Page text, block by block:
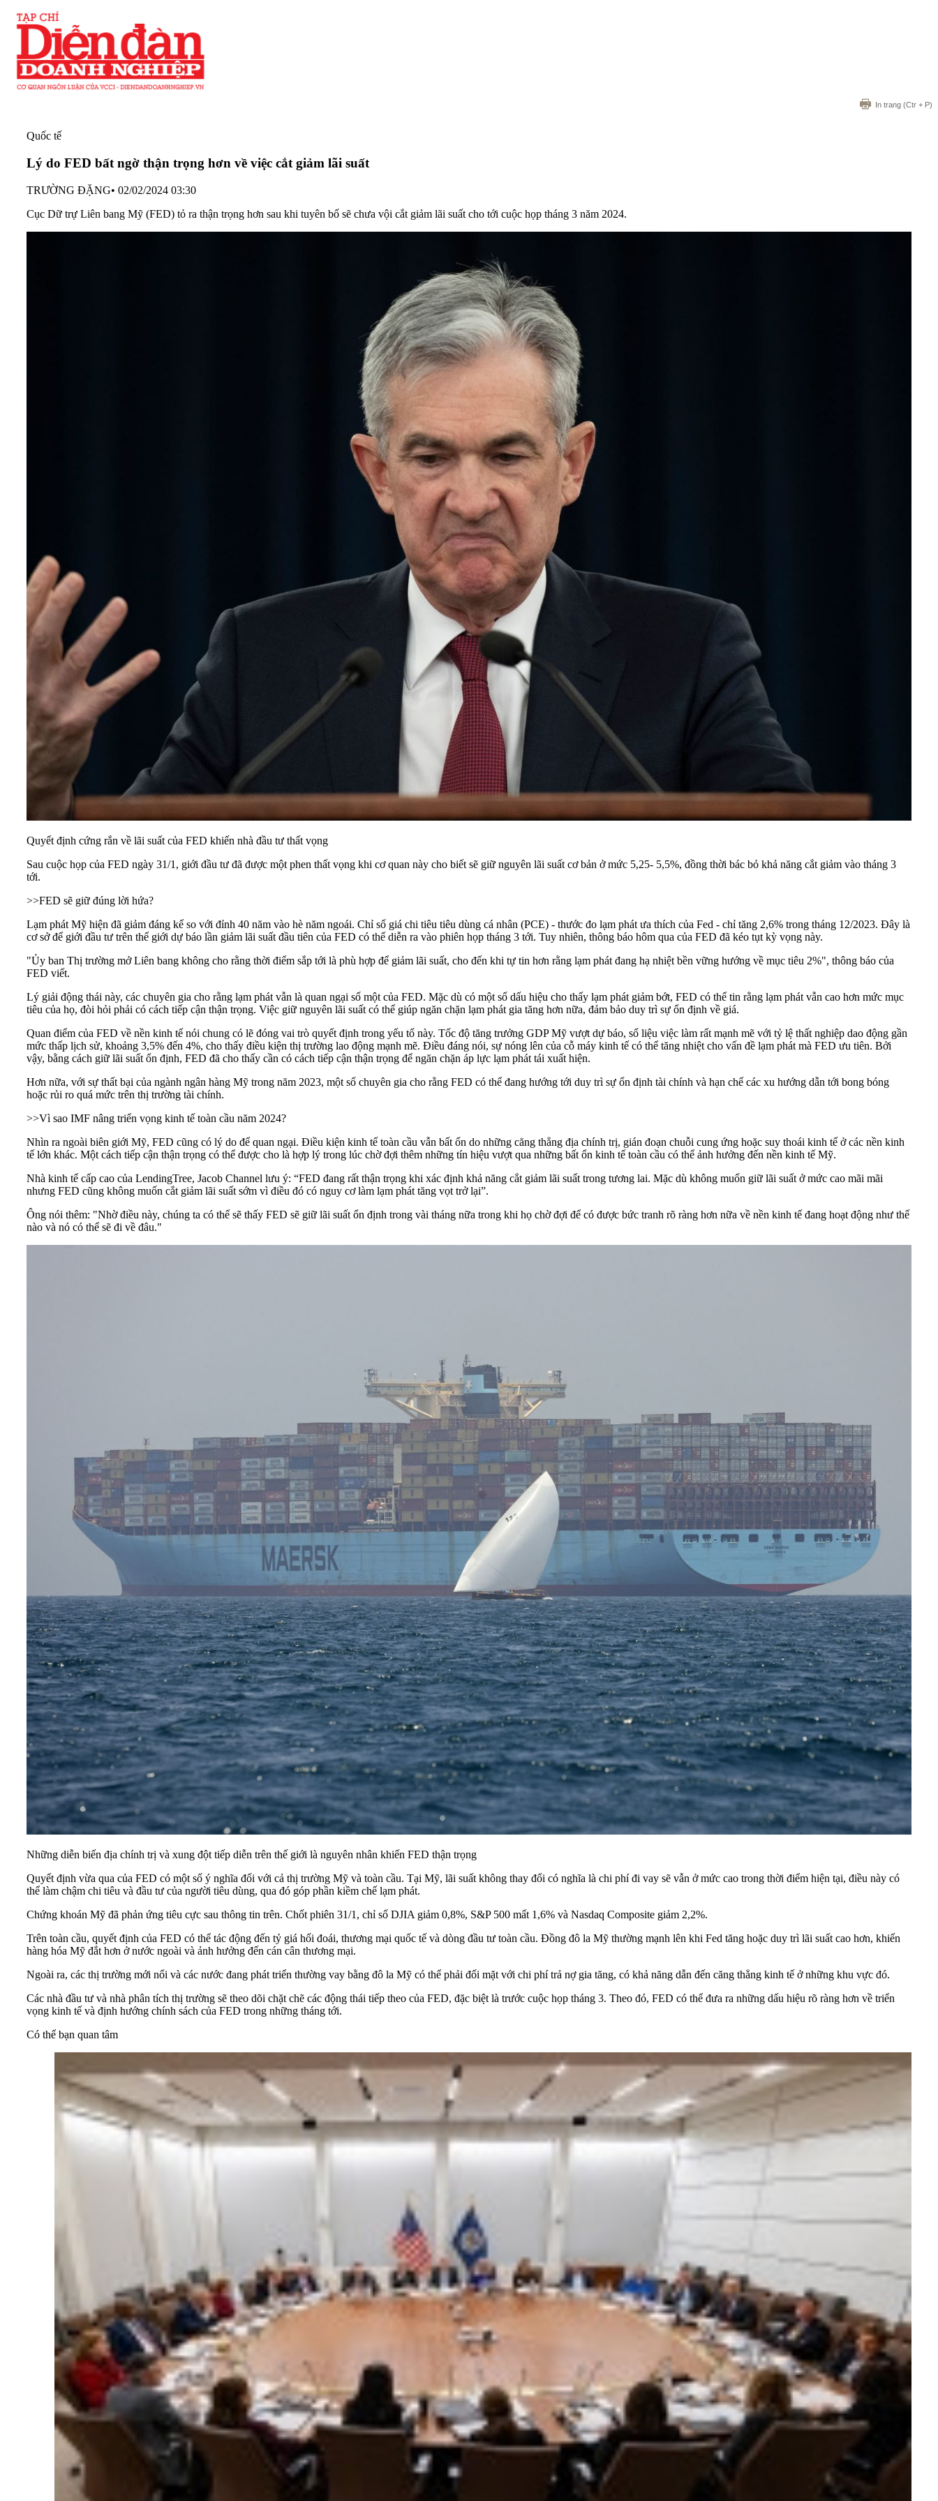
In trang (Ctr + P)
Quốc tế
Lý do FED bất ngờ thận trọng hơn về việc cắt giảm lãi suất
TRƯỜNG ĐẶNG• 02/02/2024 03:30
Cục Dữ trự Liên bang Mỹ (FED) tỏ ra thận trọng hơn sau khi tuyên bố sẽ chưa vội cắt giảm lãi suất cho tới cuộc họp tháng 3 năm 2024.
Quyết định cứng rắn về lãi suất của FED khiến nhà đầu tư thất vọng
Sau cuộc họp của FED ngày 31/1, giới đầu tư đã được một phen thất vọng khi cơ quan này cho biết sẽ giữ nguyên lãi suất cơ bản ở mức 5,25- 5,5%, đồng thời bác bỏ khả năng cắt giảm vào tháng 3
tới.
>>FED sẽ giữ đúng lời hứa?
Lạm phát Mỹ hiện đã giảm đáng kể so với đỉnh 40 năm vào hè năm ngoái. Chỉ số giá chi tiêu tiêu dùng cá nhân (PCE) - thước đo lạm phát ưa thích của Fed - chỉ tăng 2,6% trong tháng 12/2023. Đây là
cơ sở để giới đầu tư trên thế giới dự báo lần giảm lãi suất đầu tiên của FED có thể diễn ra vào phiên họp tháng 3 tới. Tuy nhiên, thông báo hôm qua của FED đã kéo tụt kỳ vọng này.
"Ủy ban Thị trường mở Liên bang không cho rằng thời điểm sắp tới là phù hợp để giảm lãi suất, cho đến khi tự tin hơn rằng lạm phát đang hạ nhiệt bền vững hướng về mục tiêu 2%", thông báo của
FED viết.
Lý giải động thái này, các chuyên gia cho rằng lạm phát vẫn là quan ngại số một của FED. Mặc dù có một số dấu hiệu cho thấy lạm phát giảm bớt, FED có thể tin rằng lạm phát vẫn cao hơn mức mục
tiêu của họ, đòi hỏi phải có cách tiếp cận thận trọng. Việc giữ nguyên lãi suất có thể giúp ngăn chặn lạm phát gia tăng hơn nữa, đảm bảo duy trì sự ổn định về giá.
Quan điểm của FED về nền kinh tế nói chung có lẽ đóng vai trò quyết định trong yếu tố này. Tốc độ tăng trưởng GDPMỹ vượt dự báo, số liệu việc làm rất mạnh mẽ với tỷ lệ thất nghiệp dao động gần
mức thấp lịch sử, khoảng 3,5% đến 4%, cho thấy điều kiện thị trường lao động mạnh mẽ. Điều đáng nói, sự nóng lên của cỗ máy kinh tế có thể tăng nhiệt cho vấn đề lạm phát mà FED ưu tiên. Bởi
vậy, bằng cách giữ lãi suất ổn định, FED đã cho thấy cần có cách tiếp cận thận trọng để ngăn chặn áp lực lạm phát tái xuất hiện.
Hơn nữa, với sự thất bại của ngành ngân hàng Mỹ trong năm 2023, một số chuyên gia cho rằng FED có thể đang hướng tới duy trì sự ổn định tài chính và hạn chế các xu hướng dẫn tới bong bóng
hoặc rủi ro quá mức trên thị trường tài chính.
>>Vì sao IMF nâng triển vọng kinh tế toàn cầu năm 2024?
Nhìn ra ngoài biên giới Mỹ, FED cũng có lý do để quan ngại. Điều kiện kinh tế toàn cầu vẫn bất ổn do những căng thẳng địa chính trị, gián đoạn chuỗi cung ứng hoặc suy thoái kinh tế ở các nền kinh
tế lớn khác. Một cách tiếp cận thận trọng có thể được cho là hợp lý trong lúc chờ đợi thêm những tín hiệu vượt qua những bất ổn kinh tế toàn cầu có thể ảnh hưởng đến nền kinh tế Mỹ.
Nhà kinh tế cấp cao của LendingTree, Jacob Channel lưu ý: “FED đang rất thận trọng khi xác định khả năng cắt giảm lãi suất trong tương lai. Mặc dù không muốn giữ lãi suất ở mức cao mãi mãi
nhưng FED cũng không muốn cắt giảm lãi suất sớm vì điều đó có nguy cơ làm lạm phát tăng vọt trở lại”.
Ông nói thêm: "Nhờ điều này, chúng ta có thể sẽ thấy FED sẽ giữ lãi suất ổn định trong vài tháng nữa trong khi họ chờ đợi để có được bức tranh rõ ràng hơn nữa về nền kinh tế đang hoạt động như thế
nào và nó có thể sẽ đi về đâu."
Những diễn biến địa chính trị và xung đột tiếp diễn trên thế giới là nguyên nhân khiến FED thận trọng
Quyết định vừa qua của FED có một số ý nghĩa đối với cả thị trường Mỹ và toàn cầu. Tại Mỹ, lãi suất không thay đổi có nghĩa là chi phí đi vay sẽ vẫn ở mức cao trong thời điểm hiện tại, điều này có
thể làm chậm chi tiêu và đầu tư của người tiêu dùng, qua đó góp phần kiềm chế lạm phát.
Chứng khoán Mỹ đã phản ứng tiêu cực sau thông tin trên. Chốt phiên 31/1, chỉ số DJIA giảm 0,8%, S&P 500 mất 1,6% và Nasdaq Composite giảm 2,2%.
Trên toàn cầu, quyết định của FED có thể tác động đến tỷ giá hối đoái, thương mại quốc tế và dòng đầu tư toàn cầu. Đồng đô la Mỹ thường mạnh lên khi Fed tăng hoặc duy trì lãi suất cao hơn, khiến
hàng hóa Mỹ đắt hơn ở nước ngoài và ảnh hưởng đến cán cân thương mại.
Ngoài ra, các thị trường mới nổi và các nước đang phát triển thường vay bằng đô la Mỹ có thể phải đối mặt với chi phí trả nợ gia tăng, có khả năng dẫn đến căng thẳng kinh tế ở những khu vực đó.
Các nhà đầu tư và nhà phân tích thị trường sẽ theo dõi chặt chẽ các động thái tiếp theo của FED, đặc biệt là trước cuộc họp tháng 3. Theo đó, FED có thể đưa ra những dấu hiệu rõ ràng hơn về triển
vọng kinh tế và định hướng chính sách của FED trong những tháng tới.
Có thể bạn quan tâm